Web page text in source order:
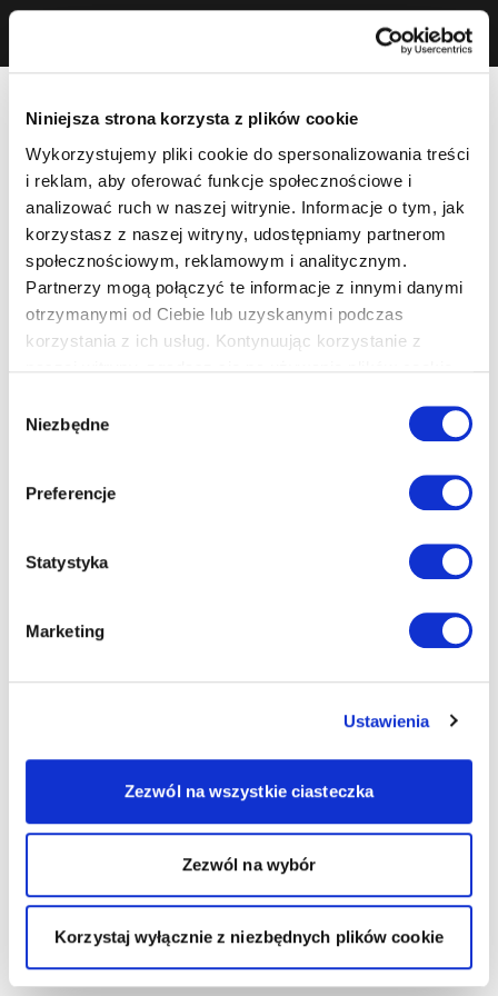
Niniejsza strona korzysta z plików cookie
Wykorzystujemy pliki cookie do spersonalizowania treści
i reklam, aby oferować funkcje społecznościowe i
analizować ruch w naszej witrynie. Informacje o tym, jak
korzystasz z naszej witryny, udostępniamy partnerom
społecznościowym, reklamowym i analitycznym.
Partnerzy mogą połączyć te informacje z innymi danymi
otrzymanymi od Ciebie lub uzyskanymi podczas
korzystania z ich usług. Kontynuując korzystanie z
zgody
Niezbędne
Preferencje
Statystyka
Marketing
Ustawienia
Zezwól na wszystkie ciasteczka
Zezwól na wybór
Korzystaj wyłącznie z niezbędnych plików cookie